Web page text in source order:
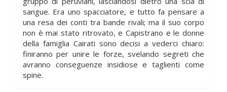
sangue. Era uno spacciatore, e tutto fa pensare a
una resa dei conti tra bande rivali; ma il suo corpo
non è mai stato ritrovato, e Capistrano e le donne
della famiglia Cairati sono decisi a vederci chiaro:
finiranno per unire le forze, svelando segreti che
avranno conseguenze insidiose e taglienti come
spine.